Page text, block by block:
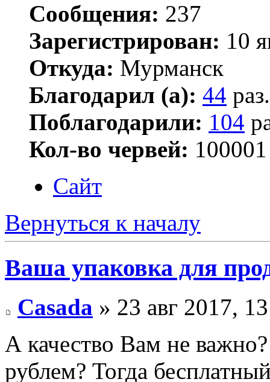
Сообщения: 237
Зарегистрирован: 10
Откуда: Мурманск
Благодарил (а): 44 раз.
Поблагодарили: 104
Кол-во червей: 100001
Сайт
Вернуться к началу
Ваша упаковка для
Casada » 23 авг 2017,
А качество Вам не
рублем? Тогда